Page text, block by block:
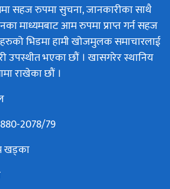
सहज रुपमा सुचना, जानकारीका साथै
माध्यमबाट आम रुपमा प्राप्त गर्न सहज
भिडमा हामी खोजमुलक समाचारलाई
उपस्थीत भएका छौं । खासगरेर स्थानिय
राखेका छौं ।
2078/79
खड्का